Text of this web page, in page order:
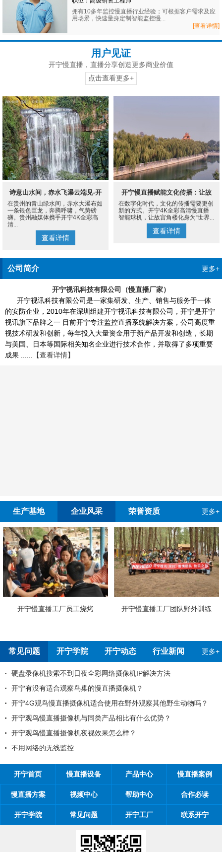
拥有10多年监控慢直播行业经验；可根据客户需求及应
用场景，快速量身定制智能监控慢...
[查看详情]
用户见证
开宁慢直播，直播分享创造更多商业价值
点击查看更多+
诗意山水间，赤水飞瀑云端见-开
宁4K慢直播摄像机
在贵州的青山绿水间，赤水大瀑布如
一条银色巨龙，奔腾呼啸，气势磅
礴。贵州融媒体携手开宁4K全彩高
清...
查看详情
开宁慢直播赋能文化传播：让故
宫角楼成为世界的文化客厅
在数字化时代，文化的传播需要更创
新的方式。开宁4K全彩高清慢直播
智能球机，让故宫角楼化身为“世界...
查看详情
公司简介 更多+
开宁视讯科技有限公司（慢直播厂家）
开宁视讯科技有限公司是一家集研发、生产、销售与服务于一体
的安防企业，2010年在深圳组建开宁视讯科技有限公司，开宁是开宁
视讯旗下品牌之一 目前开宁专注监控直播系统解决方案，公司高度重
视技术研发和创新，每年投入大量资金用于新产品开发和创造，长期
与美国、日本等国际相关知名企业进行技术合作，并取得了多项重要
成果 ......
【查看详情】
生产基地 企业风采 荣誉资质 更多+
工厂员工烧烤
开宁慢直播工厂团队野外训练
常见问题 开宁学院 开宁动态 行业新闻 更多+
索不到日夜全彩网络摄像机IP解决方法
合观察鸟巢的慢直播摄像机？
直播摄像机适合使用在野外观察其他野生动物吗？
播摄像机与同类产品相比有什么优势？
播摄像机夜视效果怎么样？
线监控
工程商如何
开宁首页 慢直播设备 产品中心 慢直播案例
慢直播方案 视频中心 帮助中心 合作必读
开宁学院 常见问题 开宁工厂 联系开宁